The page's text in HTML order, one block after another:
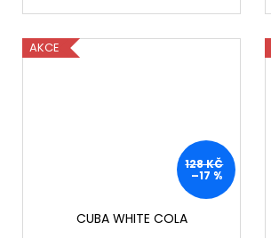
AKCE
128 KČ
–17 %
CUBA WHITE COLA